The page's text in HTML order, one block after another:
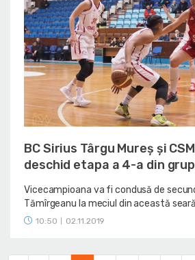
BC Sirius Târgu Mureș și
deschid etapa a 4-a din
Vicecampioana va fi condusă de
Tămîrgeanu la meciul din această seară
10:50 02.11.2019